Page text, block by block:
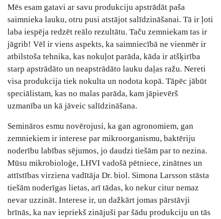
Mēs esam gatavi ar savu produkciju apstrādāt paša
saimnieka lauku, otru pusi atstājot salīdzināšanai. Tā ir ļoti
laba iespēja redzēt reālo rezultātu. Taču zemniekam tas ir
jāgrib! Vēl ir viens aspekts, ka saimniecībā ne vienmēr ir
atbilstoša tehnika, kas nokuļot parāda, kāda ir atšķirība
starp apstrādāto un neapstrādāto lauku daļas ražu. Nereti
visa produkcija tiek nokulta un nodota kopā. Tāpēc jābūt
speciālistam, kas no malas parāda, kam jāpievērš
uzmanība un kā jāveic salīdzināšana.
Semināros esmu novērojusi, ka gan agronomiem, gan
zemniekiem ir interese par mikroorganismu, baktēriju
noderību labības sējumos, jo daudzi tiešām par to nezina.
Mūsu mikrobioloģe, LHVI vadošā pētniece, zinātnes un
attīstības virziena vadītāja Dr. biol. Simona Larsson stāsta
tiešām noderīgas lietas, arī tādas, ko nekur citur nemaz
nevar uzzināt. Interese ir, un dažkārt jomas pārstāvji
brīnās, ka nav iepriekš zinājuši par šādu produkciju un tās